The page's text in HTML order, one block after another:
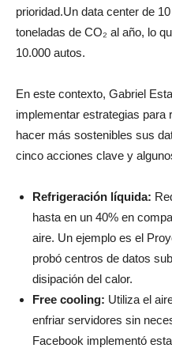
prioridad.Un data center de
toneladas de CO₂ al año, lo
10.000 autos.
En este contexto, Gabriel
implementar estrategias
hacer más sostenibles sus
cinco acciones clave y
Refrigeración líquida:
hasta en un 40% en
aire. Un ejemplo es el
probó centros de datos
disipación del calor.
Free cooling: Utiliza el
enfriar servidores sin
Facebook implementó